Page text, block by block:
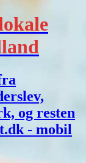
og resten
- mobil